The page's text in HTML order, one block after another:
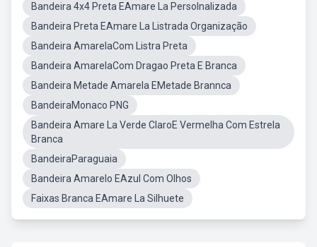
Bandeira 4x4 Preta EAmare La Persolnalizada
Bandeira Preta EAmare La Listrada Organização
Bandeira AmarelaCom Listra Preta
Bandeira AmarelaCom Dragao Preta E Branca
Bandeira Metade Amarela EMetade Brannca
BandeiraMonaco PNG
Bandeira Amare La Verde ClaroE Vermelha Com Estrela
Branca
BandeiraParaguaia
Bandeira Amarelo EAzul Com Olhos
Faixas Branca EAmare La Silhuete